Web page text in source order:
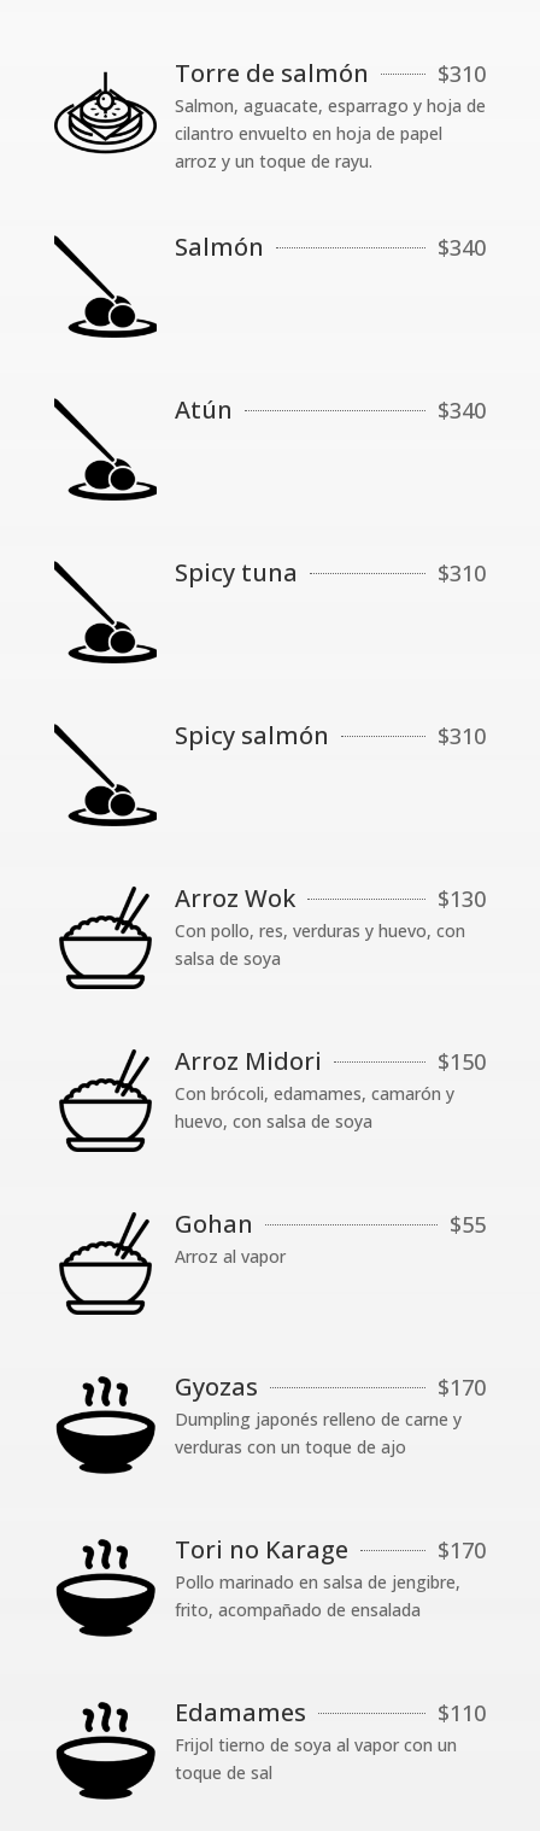
Torre de salmón $310
Salmon, aguacate, esparrago y hoja de
cilantro envuelto en hoja de papel
arroz y un toque de rayu.
Salmón $340
Atún $340
Spicy tuna $310
Spicy salmón $310
Arroz Wok $130
Con pollo, res, verduras y huevo, con
salsa de soya
Arroz Midori $150
Con brócoli, edamames, camarón y
huevo, con salsa de soya
Gohan $55
Arroz al vapor
Gyozas $170
Dumpling japonés relleno de carne y
verduras con un toque de ajo
Tori no Karage $170
Pollo marinado en salsa de jengibre,
frito, acompañado de ensalada
Edamames $110
Frijol tierno de soya al vapor con un
toque de sal